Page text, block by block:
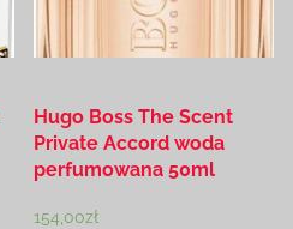
Hugo Boss The Scent
Private Accord woda
perfumowana 50ml
154,00zł